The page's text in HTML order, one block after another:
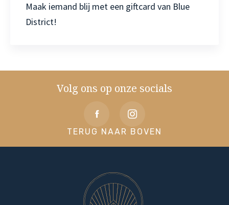
Maak iemand blij met een giftcard van Blue
District!
Volg ons op onze socials
TERUG NAAR BOVEN